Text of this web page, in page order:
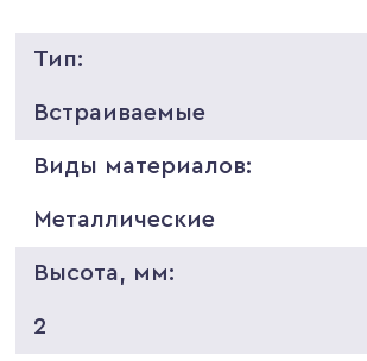
Тип:
Встраиваемые
Виды материалов:
Металлические
Высота, мм:
2